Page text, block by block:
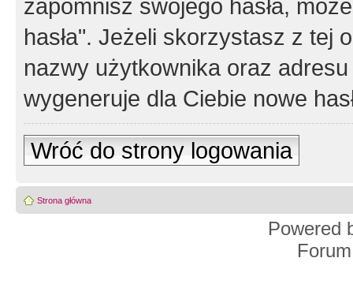
zapomnisz swojego hasła,
hasła". Jeżeli skorzystasz z tej
nazwy użytkownika oraz
wygeneruje dla Ciebie nowe
Wróć do strony logowania
Strona główna
Powered